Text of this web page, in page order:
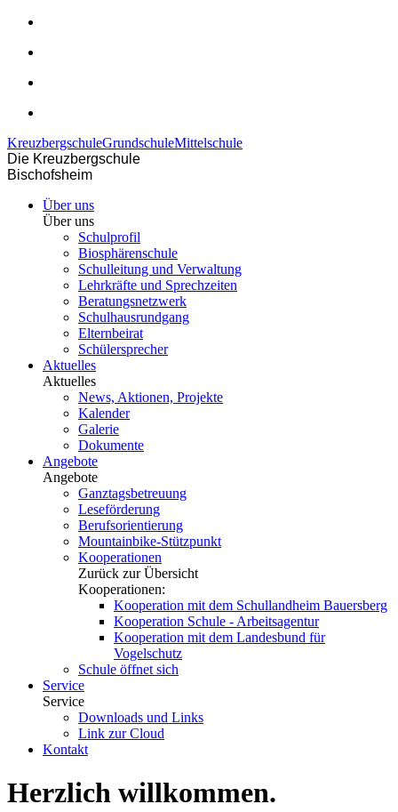
KreuzbergschuleGrundschuleMittelschule
Die Kreuzbergschule
Bischofsheim
Über uns
Über uns
Schulprofil
Biosphärenschule
Schulleitung und Verwaltung
Lehrkräfte und Sprechzeiten
Beratungsnetzwerk
Schulhausrundgang
Elternbeirat
Schülersprecher
Aktuelles
Aktuelles
News, Aktionen, Projekte
Kalender
Galerie
Dokumente
Angebote
Angebote
Ganztagsbetreuung
Leseförderung
Berufsorientierung
Mountainbike-Stützpunkt
Kooperationen
Zurück zur Übersicht
Kooperationen:
Kooperation mit dem Schullandheim Bauersberg
Kooperation Schule - Arbeitsagentur
Kooperation mit dem Landesbund für
Vogelschutz
Schule öffnet sich
Service
Service
Downloads und Links
Link zur Cloud
Kontakt
Herzlich willkommen.